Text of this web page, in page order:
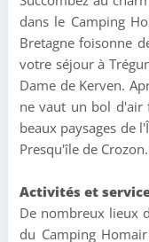
dans le Camping
Bretagne foisonne
votre séjour à
Dame de Kerven.
ne vaut un bol d'air
beaux paysages de
Presqu'île de Crozon.
Activités et
De nombreux lieux
du Camping